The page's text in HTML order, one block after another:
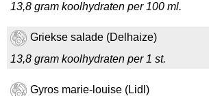
13,8 gram koolhydraten per 100 ml.
Griekse salade (Delhaize)
13,8 gram koolhydraten per 1 st.
Gyros marie-louise (Lidl)